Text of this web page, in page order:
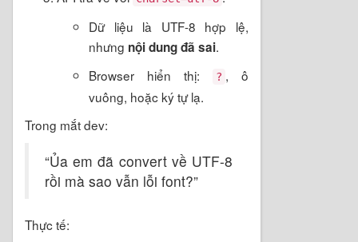
Dữ liệu là UTF-8 hợp lệ,
nhưng nội dung đã sai.
Browser hiển thị:
? , ô
vuông, hoặc ký tự lạ.
Trong mắt dev:
“Ủa em đã convert về UTF-8
rồi mà sao vẫn lỗi font?”
Thực tế: